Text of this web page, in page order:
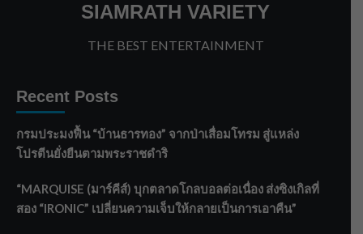
SIAMRATH VARIETY
THE BEST ENTERTAINMENT
Recent Posts
กรมประมงฟื้น “บ้านธารทอง” จากป่าเสื่อมโทรม สู่แหล่ง
โปรตีนยั่งยืนตามพระราชดำริ
“MARQUISE (มาร์คีส์) บุกตลาดโกลบอลต่อเนื่อง ส่งซิงเกิลที่
สอง “IRONIC” เปลี่ยนความเจ็บให้กลายเป็นการเอาคืน”